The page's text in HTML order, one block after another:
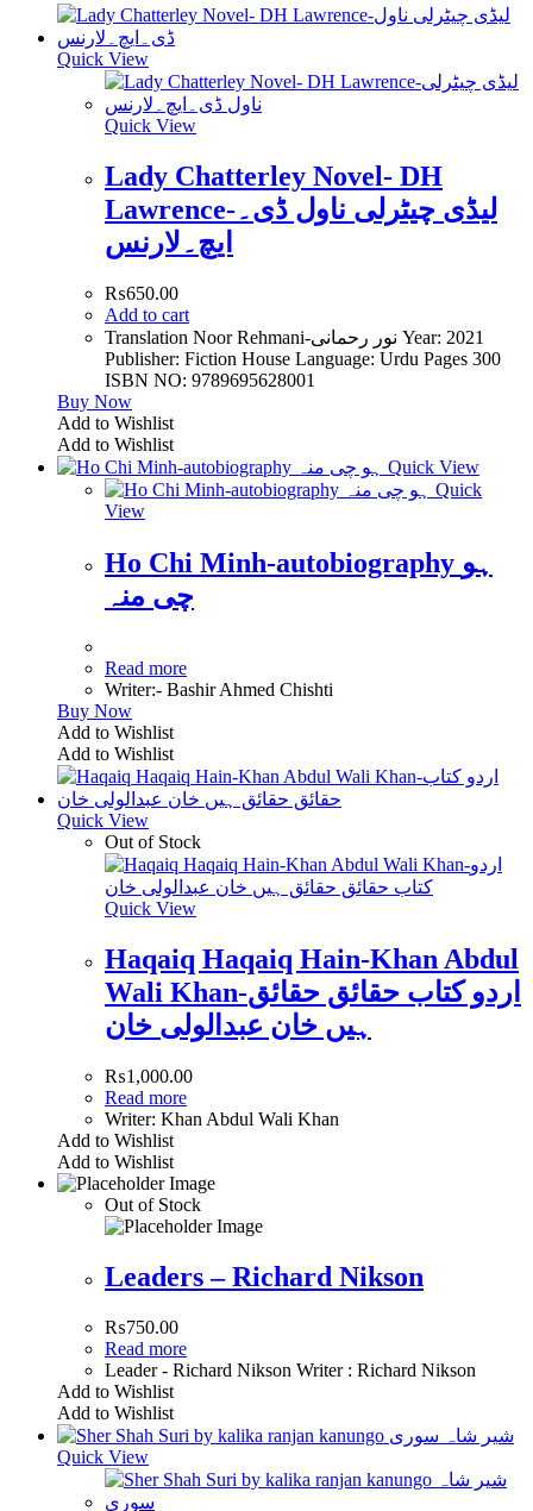
Quick View
Quick View
Lady Chatterley Novel- DH
Lawrence-لیڈی چیٹرلی ناول ڈی۔
ایچ۔لارنس
₨650.00
Add to cart
Translation Noor Rehmani-نور رحمانی Year: 2021
Publisher: Fiction House Language: Urdu Pages 300
ISBN NO: 9789695628001
Buy Now
Add to Wishlist
Add to Wishlist
Quick View
Quick
View
Ho Chi Minh-autobiography ہو
چی منہ
Read more
Writer:- Bashir Ahmed Chishti
Buy Now
Add to Wishlist
Add to Wishlist
Quick View
Out of Stock
Quick View
Haqaiq Haqaiq Hain-Khan Abdul
Wali Khan-اردو کتاب حقائق حقائق
ہیں خان عبدالولی خان
₨1,000.00
Read more
Writer: Khan Abdul Wali Khan
Add to Wishlist
Add to Wishlist
Out of Stock
Leaders – Richard Nikson
₨750.00
Read more
Leader - Richard Nikson Writer : Richard Nikson
Add to Wishlist
Add to Wishlist
Quick View